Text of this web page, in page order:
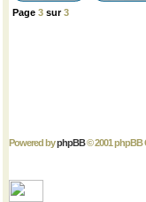
Page 3 sur3
Powered byphpBB© 2001 phpBB